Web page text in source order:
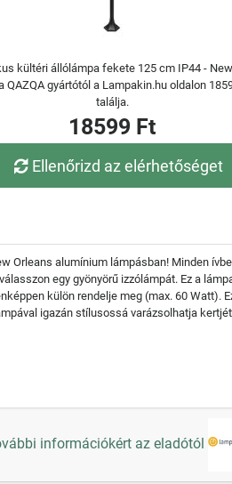
kültéri állólámpa fekete 125 cm IP44 -
QAZQA gyártótól a Lampakin.hu oldalon
találja.
18599 Ft
Ellenőrizd az elérhetőséget
Orleans alumínium lámpásban! Minden
egy gyönyörű izzólámpát. Ez a
külön rendelje meg (max. 60 Watt).
igazán stílusossá varázsolhatja
információkért az eladótól